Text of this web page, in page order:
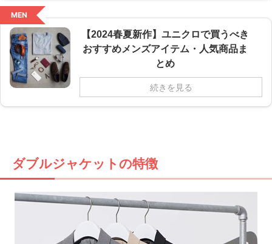
MEN
【2024春夏新作】ユニクロで買うべき
おすすめメンズアイテム・人気商品ま
とめ
続きを見る
ダブルジャケットの特徴